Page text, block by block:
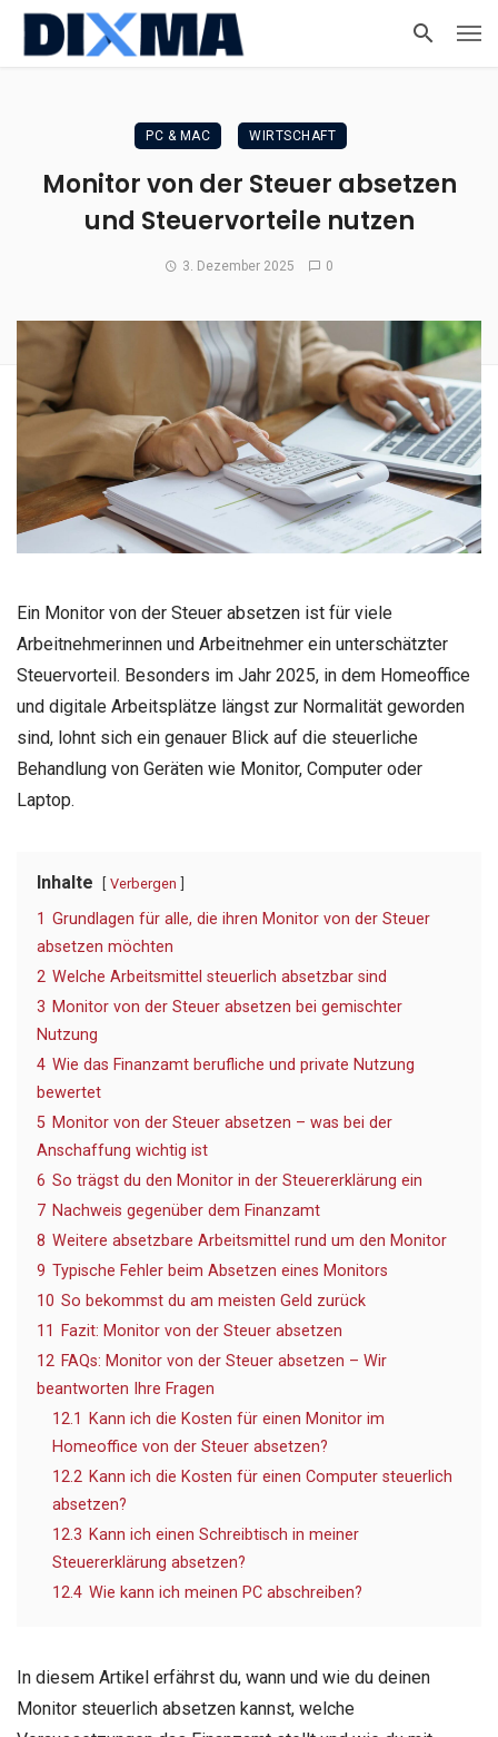
PC & MAC WIRTSCHAFT
Monitor von der Steuer absetzen
und Steuervorteile nutzen
3. Dezember 2025 0
Ein Monitor von der Steuer absetzen ist für viele
Arbeitnehmerinnen und Arbeitnehmer ein unterschätzter
Steuervorteil. Besonders im Jahr 2025, in dem Homeoffice
und digitale Arbeitsplätze längst zur Normalität geworden
sind, lohnt sich ein genauer Blick auf die steuerliche
Behandlung von Geräten wie Monitor, Computer oder
Laptop.
Inhalte Verbergen
1 Grundlagen für alle, die ihren Monitor von der Steuer
absetzen möchten
2 Welche Arbeitsmittel steuerlich absetzbar sind
3 Monitor von der Steuer absetzen bei gemischter
Nutzung
4 Wie das Finanzamt berufliche und private Nutzung
bewertet
5 Monitor von der Steuer absetzen – was bei der
Anschaffung wichtig ist
6 So trägst du den Monitor in der Steuererklärung ein
7 Nachweis gegenüber dem Finanzamt
8 Weitere absetzbare Arbeitsmittel rund um den Monitor
9 Typische Fehler beim Absetzen eines Monitors
10 So bekommst du am meisten Geld zurück
11
Fazit: Monitor von der Steuer absetzen
12 FAQs: Monitor von der Steuer absetzen – Wir
beantworten Ihre Fragen
12.1
Kann ich die Kosten für einen Monitor im
Homeoffice von der Steuer absetzen?
12.2 Kann ich die Kosten für einen Computer steuerlich
absetzen?
12.3 Kann ich einen Schreibtisch in meiner
Steuererklärung absetzen?
12.4 Wie kann ich meinen PC abschreiben?
In diesem Artikel erfährst du, wann und wie du deinen
Monitor steuerlich absetzen kannst, welche